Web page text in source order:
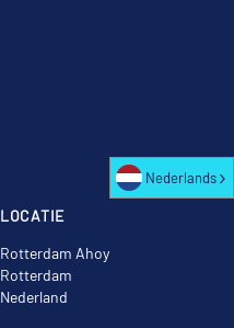
LOCATIE
Rotterdam Ahoy
Rotterdam
Nederland
Nederlands